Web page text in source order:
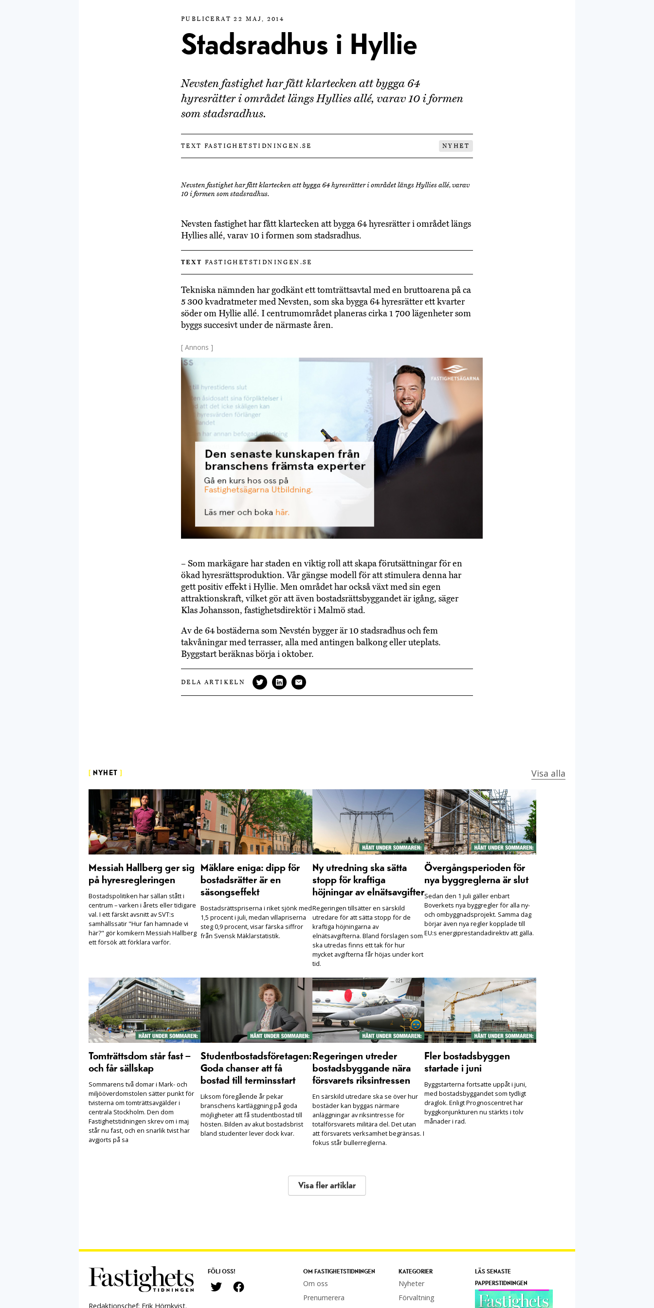
PUBLICERAT 22 MAJ, 2014
Stadsradhus i Hyllie
Nevsten fastighet har fått klartecken att bygga 64
hyresrätter i området längs Hyllies allé, varav 10 i formen
som stadsradhus.
TEXT FASTIGHETSTIDNINGEN.SE NYHET
Nevsten fastighet har fått klartecken att bygga 64 hyresrätter i området längs Hyllies allé, varav
10 i formen som stadsradhus.
Nevsten fastighet har fått klartecken att bygga 64 hyresrätter i området längs
Hyllies allé, varav 10 i formen som stadsradhus.
TEXT FASTIGHETSTIDNINGEN.SE
Tekniska nämnden har godkänt ett tomträttsavtal med en bruttoarena på ca
5 300 kvadratmeter med Nevsten, som ska bygga 64 hyresrätter ett kvarter
söder om Hyllie allé. I centrumområdet planeras cirka 1 700 lägenheter som
byggs succesivt under de närmaste åren.
[ Annons ]
– Som markägare har staden en viktig roll att skapa förutsättningar för en
ökad hyresrättsproduktion. Vår gängse modell för att stimulera denna har
gett positiv effekt i Hyllie. Men området har också växt med sin egen
attraktionskraft, vilket gör att även bostadsrättsbyggandet är igång, säger
Klas Johansson, fastighetsdirektör i Malmö stad.
Av de 64 bostäderna som Nevstén bygger är 10 stadsradhus och fem
takvåningar med terrasser, alla med antingen balkong eller uteplats.
Byggstart beräknas börja i oktober.
DELA ARTIKELN
NYHET Visa alla
Messiah Hallberg ger sig
på hyresregleringen
Bostadspolitiken har sällan stått i
centrum – varken i årets eller tidigare
val. I ett färskt avsnitt av SVT:s
samhällssatir "Hur fan hamnade vi
här?" gör komikern Messiah Hallberg
ett försök att förklara varför.
Mäklare eniga: dipp för
bostadsrätter är en
säsongseffekt
Bostadsrättspriserna i riket sjönk med
1,5 procent i juli, medan villapriserna
steg 0,9 procent, visar färska siffror
från Svensk Mäklarstatistik.
Ny utredning ska sätta
stopp för kraftiga
höjningar av elnätsavgifter
Regeringen tillsätter en särskild
utredare för att sätta stopp för de
kraftiga höjningarna av
elnätsavgifterna. Bland förslagen som
ska utredas finns ett tak för hur
mycket avgifterna får höjas under kort
tid.
Övergångsperioden för
nya byggreglerna är slut
Sedan den 1 juli gäller enbart
Boverkets nya byggregler för alla ny-
och ombyggnadsprojekt. Samma dag
börjar även nya regler kopplade till
EU:s energiprestandadirektiv att gälla.
Tomträttsdom står fast –
och får sällskap
Sommarens två domar i Mark- och
miljööverdomstolen sätter punkt för
tvisterna om tomträttsavgälder i
centrala Stockholm. Den dom
Fastighetstidningen skrev om i maj
står nu fast, och en snarlik tvist har
avgjorts på sa
Studentbostadsföretagen:
Goda chanser att få
bostad till terminsstart
Liksom föregående år pekar
branschens kartläggning på goda
möjligheter att få studentbostad till
hösten. Bilden av akut bostadsbrist
bland studenter lever dock kvar.
Regeringen utreder
bostadsbyggande nära
försvarets riksintressen
En särskild utredare ska se över hur
bostäder kan byggas närmare
anläggningar av riksintresse för
totalförsvarets militära del. Det utan
att försvarets verksamhet begränsas. I
fokus står bullerreglerna.
Fler bostadsbyggen
startade i juni
Byggstarterna fortsatte uppåt i juni,
med bostadsbyggandet som tydligt
draglok. Enligt Prognoscentret har
byggkonjunkturen nu stärkts i tolv
månader i rad.
Visa fler artiklar
Redaktionschef: Erik Hörnkvist.
FÖLJ OSS! OM FASTIGHETSTIDNINGEN
Om oss
Prenumerera
KATEGORIER
Nyheter
Förvaltning
LÄS SENASTE
PAPPERSTIDNINGEN